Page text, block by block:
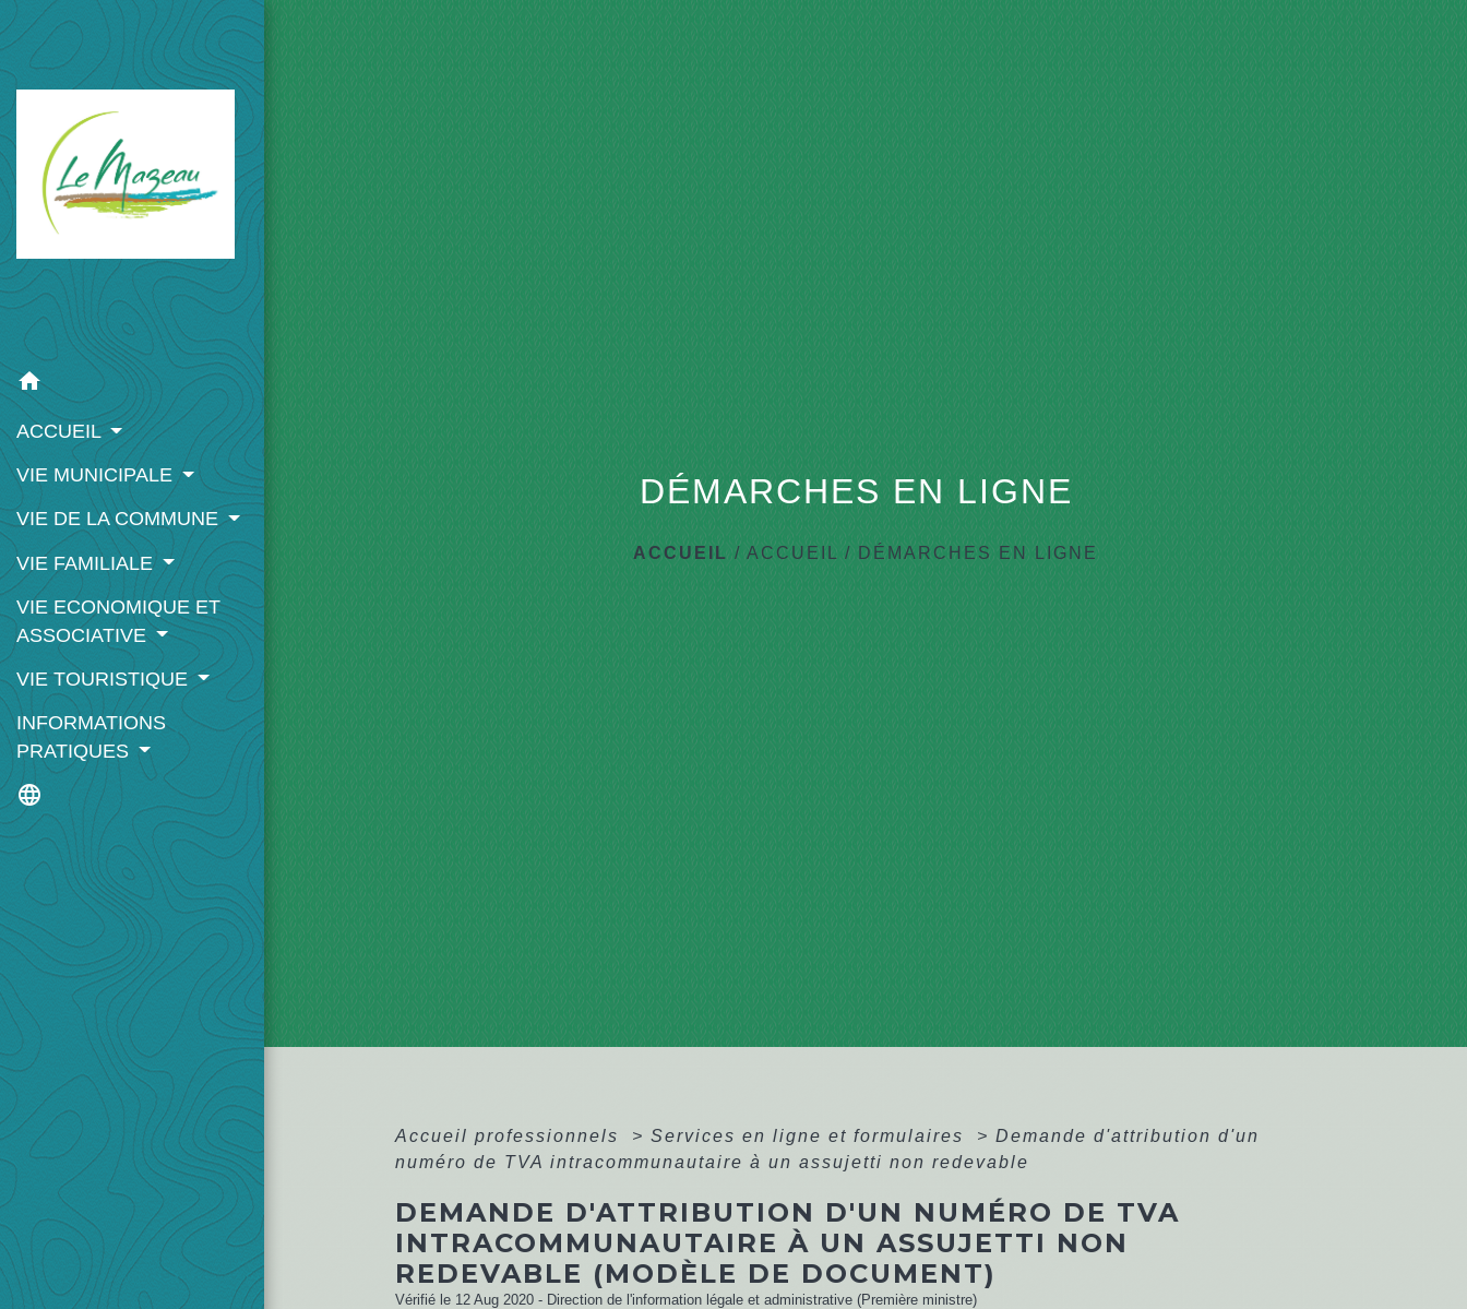
home
ACCUEIL
VIE MUNICIPALE
VIE DE LA COMMUNE
VIE FAMILIALE
VIE ECONOMIQUE ET
ASSOCIATIVE
VIE TOURISTIQUE
INFORMATIONS
PRATIQUES
language
DÉMARCHES EN LIGNE
ACCUEIL/ACCUEIL / DÉMARCHES EN LIGNE
Accueil professionnels > Services en ligne et formulaires > Demande d'attribution d'un
numéro de TVA intracommunautaire à un assujetti non redevable
DEMANDE D'ATTRIBUTION D'UN NUMÉRO DE TVA
INTRACOMMUNAUTAIRE À UN ASSUJETTI NON
REDEVABLE (MODÈLE DE DOCUMENT)
Vérifié le 12 Aug 2020 - Direction de l'information légale et administrative (Première ministre)